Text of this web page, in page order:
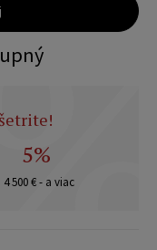
5%
4 500 € - a viac